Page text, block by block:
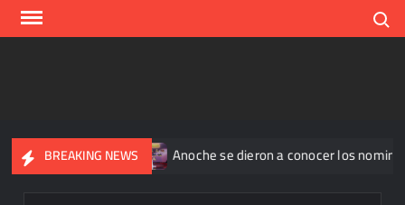
Skip
BREAKING NEWS
345 casos Anoche se dieron a conocer los nominados de